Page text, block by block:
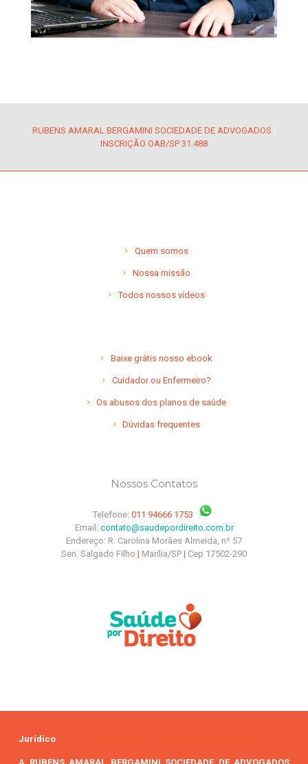
RUBENS AMARAL BERGAMINI SOCIEDADE DE ADVOGADOS |
INSCRIÇÃO OAB/SP 31.488
Quem somos
Nossa missão
Todos nossos vídeos
Baixe grátis nosso ebook
Cuidador ou Enfermeiro?
Os abusos dos planos de saúde
Dúvidas frequentes
Nossos Contatos
Telefone: 011 94666 1753
Email: contato@saudepordireito.com.br
Endereço: R. Carolina Morães Almeida, nº 57
Sen. Salgado Filho | Marília/SP | Cep 17502-290
Jurídico